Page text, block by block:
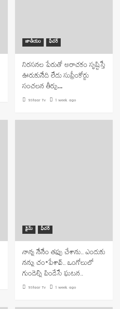
జాతీయం ఫీచర్
నిరసనల పేరుతో అరాచకం సృష్టిస్తే
ఊరుకునేది లేదు సుప్రీంకోర్టు
సంచలన తీర్పు…
9Staar Tv 1 week ago
క్రైమ్ ఫీచర్
నాన్న నేనేం తప్పు చేశాను.. ఎందుకు
నన్ను చం*పేశావ్‌.. ఒంగోలులో
గుండెల్ని పిండేసే ఘటన..
9Staar Tv 1 week ago